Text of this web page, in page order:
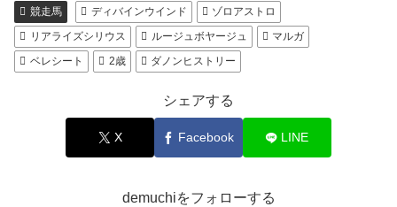
競走馬 ディバインウインド
ゾロアストロ
リアライズシリウス
ルージュボヤージュ
マルガ
ベレシート
2歳 ダノンヒストリー
シェアする
X Facebook LINE
demuchiをフォローする